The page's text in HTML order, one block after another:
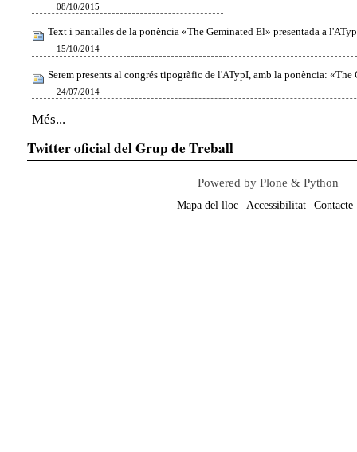
08/10/2015
Text i pantalles de la ponència «The Geminated El» presentada a
15/10/2014
Serem presents al congrés tipogràfic de l'ATypI, amb la ponència: «The
24/07/2014
Notícies
-
Més...
Twitter oficial del Grup de Treball
Powered by Plone & Python
Mapa del lloc Accessibilitat Contacte